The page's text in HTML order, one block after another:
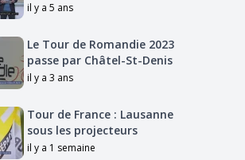
il y a 5 ans
Le Tour de Romandie 2023
passe par Châtel-St-Denis
il y a 3 ans
Tour de France : Lausanne
sous les projecteurs
il y a 1 semaine